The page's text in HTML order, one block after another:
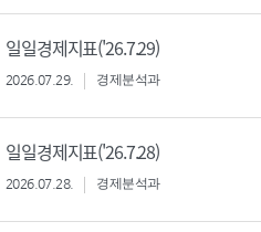
일일경제지표('26.7.29)
2026.07.29. 경제분석과
일일경제지표('26.7.28)
2026.07.28. 경제분석과